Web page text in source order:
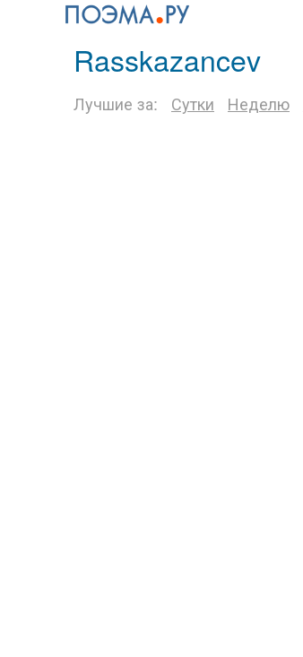
Rasskazancev
Лучшие за: Сутки Неделю